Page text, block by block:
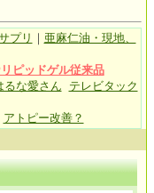
プリ ｜ 亜麻仁油・現地、
ピッドゲル従来品
るな愛さん
テレビタック
アトピー改善？